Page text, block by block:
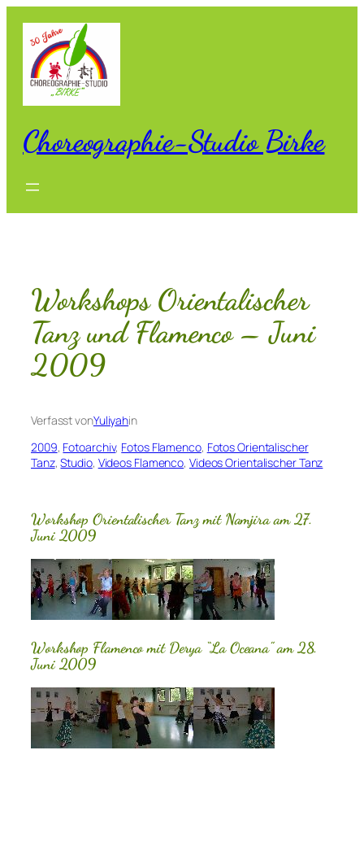
Inhalt
springen
Choreographie-Studio Birke
Workshops Orientalischer
Tanz und Flamenco – Juni
2009
Verfasst vonYuliyahin
2009, Fotoarchiv, Fotos Flamenco, Fotos Orientalischer
Tanz, Studio, Videos Flamenco, Videos Orientalischer Tanz
Workshop Orientalischer Tanz mit Namjira am 27.
Juni 2009
Workshop Flamenco mit Derya “La Oceana” am 28.
Juni 2009